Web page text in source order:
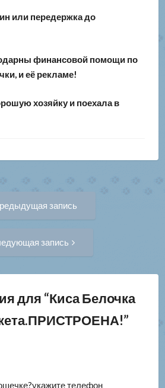
или передержка до
финансовой помощи по
и её рекламе!
хозяйку и поехала в
запись
запись
для “Киса Белочка
”
телефон